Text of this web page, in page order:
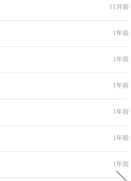
11月前
1年前
1年前
1年前
1年前
1年前
1年前